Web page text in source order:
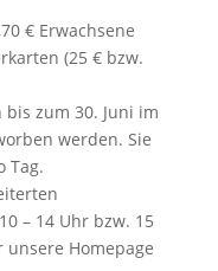
€ Erwachsene
(25 € bzw.
zum 30. Juni im
werden. Sie
Tag.
– 14 Uhr bzw. 15
unsere Homepage